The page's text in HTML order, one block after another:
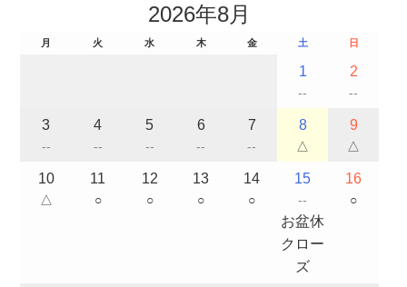
2026年8月
月 火 水 木 金 土 日
1
--
2
--
3
--
4
--
5
--
6
--
7
--
8
△
9
△
10
△
11
○
12
○
13
○
14
○
15
--
お盆休
クロー
ズ
16
○